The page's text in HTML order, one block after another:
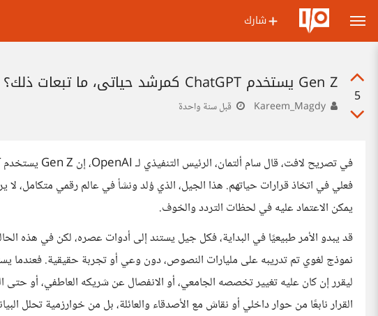
شارك
5
Gen Z يستخدم ChatGPT كمرشد حياتي، ما تبعات ذلك؟
قبل سنة واحدة
فعلي في اتخاذ قرارات حياتهم. هذا الجيل، الذي وُلد ونشأ في عالم رقمي متكامل، لا
يمكن الاعتماد عليه في لحظات التردد والخوف.
قد يبدو الأمر طبيعيًا في البداية، فكل جيل يستند إلى أدوات عصره، لكن في هذه
ليقرر إن كان عليه تغيير تخصصه الجامعي، أو الانفصال عن شريكه العاطفي، أو حتى
القرار نابعًا من حوار داخلي أو نقاش مع الأصدقاء والعائلة، بل من خوارزمية تحلل